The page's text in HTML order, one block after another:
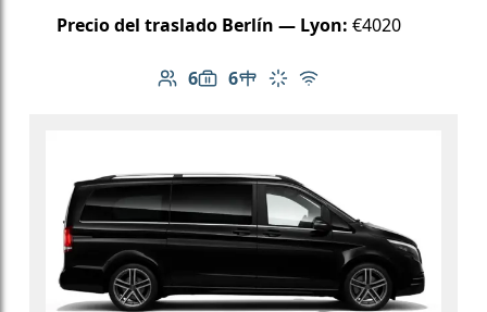
Precio del traslado Berlín — Lyon: €4020
6
Número de pasajeros: 6
6
Capacidad de equipaje: 6
Mesa en el vehículo
Aire acondicionado
Wi-Fi gratuito